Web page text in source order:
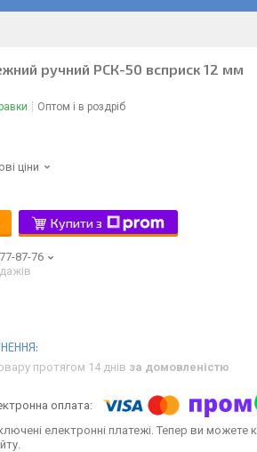
ручний РСК-50 всприск 12 мм
Оптом і в роздріб
ціни
Купити з
87-76
протягом 14 днів за домовленістю
електронні платежі. Тепер ви можете